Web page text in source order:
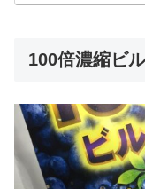
100倍濃縮ビ